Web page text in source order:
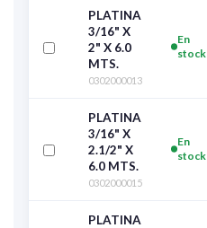
PLATINA
3/16" X
2" X 6.0
MTS.
0302000013
En
stock
PLATINA
3/16" X
2.1/2" X
6.0 MTS.
0302000015
En
stock
PLATINA